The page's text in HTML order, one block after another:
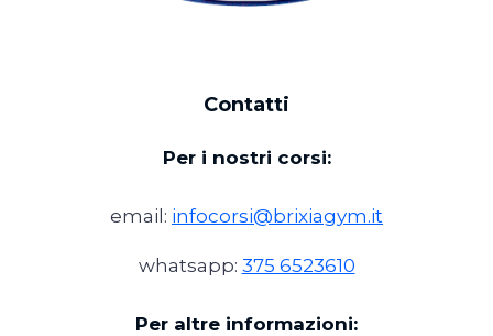
Contatti
Per i nostri corsi:
email: infocorsi@brixiagym.it
whatsapp: 375 6523610
Per altre informazioni: